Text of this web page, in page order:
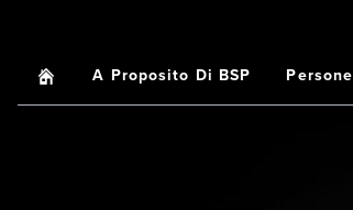
Main
navigation
HomeA Proposito Di BSP Persone